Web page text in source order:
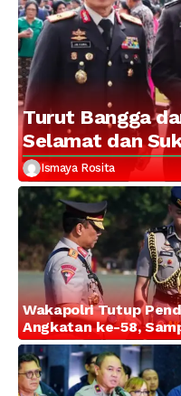
Turut Bangga
Selamat dan
Putra Brigjen
Sebagai
2026
Ismaya Rosita
Wakapolri Tutup
Angkatan ke-58,
kepada 282 Capaja